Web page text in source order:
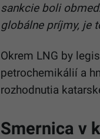
sankcie boli
globálne príjmy, je
Okrem LNG by
petrochemikálií a
rozhodnutia
Smernica v